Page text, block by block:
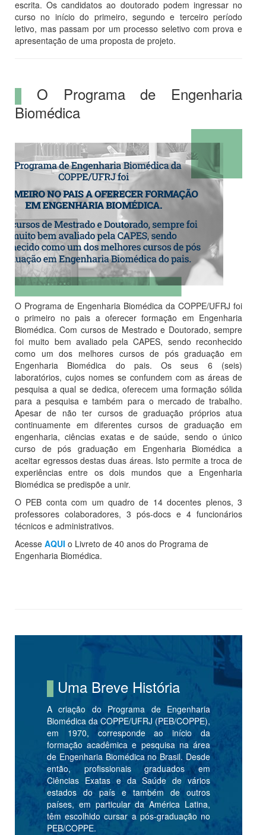
escrita. Os candidatos ao doutorado podem ingressar no
curso no início do primeiro, segundo e terceiro período
letivo, mas passam por um processo seletivo com prova e
apresentação de uma proposta de projeto.
O Programa de Engenharia
Biomédica
O Programa de Engenharia Biomédica da COPPE/UFRJ foi
o primeiro no pais a oferecer formação em Engenharia
Biomédica. Com cursos de Mestrado e Doutorado, sempre
foi muito bem avaliado pela CAPES, sendo reconhecido
como um dos melhores cursos de pós graduação em
Engenharia Biomédica do pais. Os seus 6 (seis)
laboratórios, cujos nomes se confundem com as áreas de
pesquisa a qual se dedica, oferecem uma formação sólida
para a pesquisa e também para o mercado de trabalho.
Apesar de não ter cursos de graduação próprios atua
continuamente em diferentes cursos de graduação em
engenharia, ciências exatas e de saúde, sendo o único
curso de pós graduação em Engenharia Biomédica a
aceitar egressos destas duas áreas. Isto permite a troca de
experiências entre os dois mundos que a Engenharia
Biomédica se predispõe a unir.
O PEB conta com um quadro de 14 docentes plenos, 3
professores colaboradores, 3 pós-docs e 4 funcionários
técnicos e administrativos.
Acesse AQUI o Livreto de 40 anos do Programa de
Engenharia Biomédica.
Uma Breve História
A criação do Programa de Engenharia
Biomédica da COPPE/UFRJ (PEB/COPPE),
em 1970, corresponde ao início da
formação acadêmica e pesquisa na área
de Engenharia Biomédica no Brasil. Desde
então, profissionais graduados em
Ciências Exatas e da Saúde de vários
estados do país e também de outros
países, em particular da América Latina,
têm escolhido cursar a pós-graduação no
PEB/COPPE.